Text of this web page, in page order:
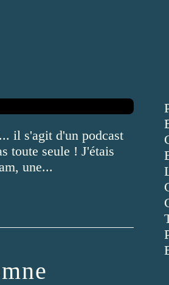
il s'agit d'un podcast
toute seule ! J'étais
une...